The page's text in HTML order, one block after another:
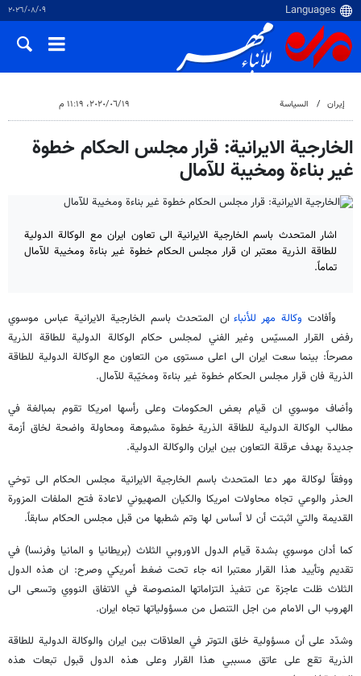
٠٩‏/٠٨‏/٢٠٢٦
إيران السياسة ١٩‏/٠٦‏/٢٠٢٠، ١١:١٩ م
الخارجية الايرانية: قرار مجلس الحكام خطوة
غير بناءة ومخيبة للآمال
اشار المتحدث باسم الخارجية الايرانية الى تعاون ايران مع الوكالة الدولية
للطاقة الذرية معتبر ان قرار مجلس الحكام خطوة غير بناءة ومخيبة للآمال
تماماً.
وأفادت وكالة مهر للأنباء ان المتحدث باسم الخارجية الايرانية عباس موسوي
رفض القرار المسيّس وغير الفني لمجلس حكام الوكالة الدولية للطاقة الذرية
مصرحاً: بينما سعت ايران الى اعلى مستوى من التعاون مع الوكالة الدولية للطاقة
الذرية فان قرار مجلس الحكام خطوة غير بناءة ومخيّبة للآمال.
وأضاف موسوي ان قيام بعض الحكومات وعلى رأسها امريكا تقوم بمبالغة في
مطالب الوكالة الدولية للطاقة الذرية خطوة مشبوهة ومحاولة واضحة لخاق أزمة
جديدة بهدف عرقلة التعاون بين ايران والوكالة الدولية.
ووفقاً لوكالة مهر دعا المتحدث باسم الخارجية الايرانية مجلس الحكام الى توخي
الحذر والوعي تجاه محاولات امريكا والكيان الصهيوني لاعادة فتح الملفات المزورة
القديمة والتي اثبتت أن لا أساس لها وتم شطبها من قبل مجلس الحكام سابقاً.
كما أدان موسوي بشدة قيام الدول الاوروبي الثلاث (بريطانيا و المانيا وفرنسا) في
تقديم وتأييد هذا القرار معتبرا انه جاء تحت ضغط أمريكي وصرح: ان هذه الدول
الثلاث ظلت عاجزة عن تنفيذ التزاماتها المنصوصة في الاتفاق النووي وتسعى الى
الهروب الى الامام من اجل التنصل من مسؤولياتها تجاه ايران.
وشدّد على أن مسؤولية خلق التوتر في العلاقات بين ايران والوكالة الدولية للطاقة
الذرية تقع على عاتق مسببي هذا القرار وعلى هذه الدول قبول تبعات هذه